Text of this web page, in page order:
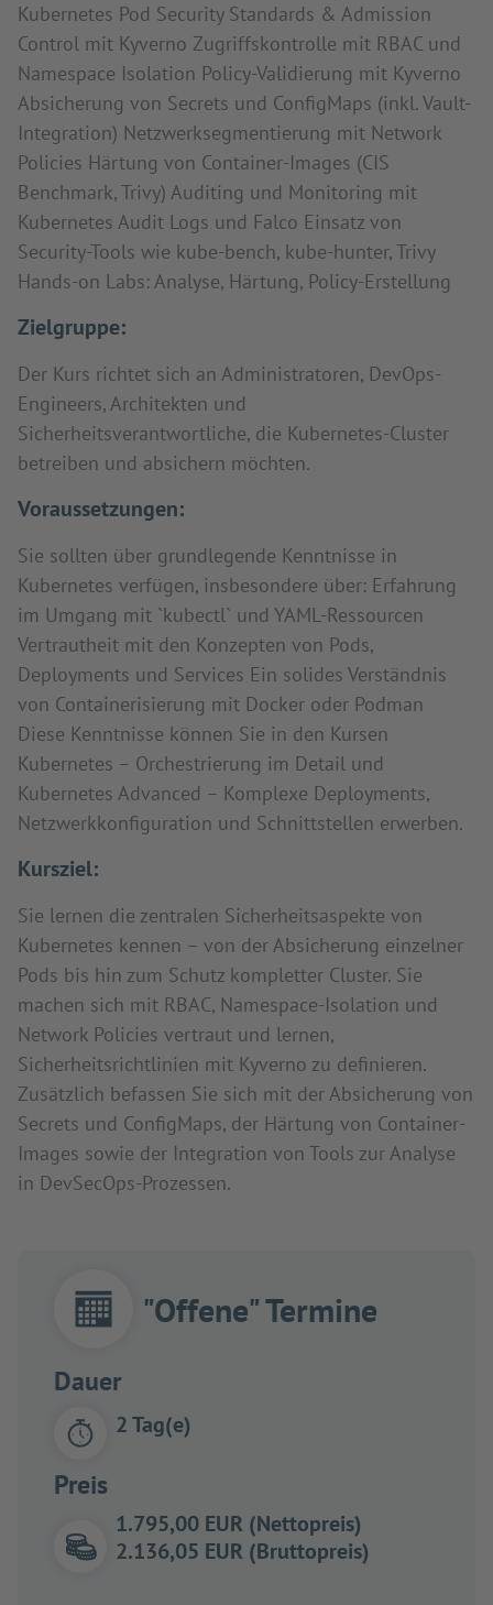
Kubernetes Pod Security Standards & Admission
Control mit Kyverno Zugriffskontrolle mit RBAC und
Namespace Isolation Policy-Validierung mit Kyverno
Absicherung von Secrets und ConfigMaps (inkl. Vault-
Integration) Netzwerksegmentierung mit Network
Policies Härtung von Container-Images (CIS
Benchmark, Trivy) Auditing und Monitoring mit
Kubernetes Audit Logs und Falco Einsatz von
Security-Tools wie kube-bench, kube-hunter, Trivy
Hands-on Labs: Analyse, Härtung, Policy-Erstellung
Zielgruppe:
Der Kurs richtet sich an Administratoren, DevOps-
Engineers, Architekten und
Sicherheitsverantwortliche, die Kubernetes-Cluster
betreiben und absichern möchten.
Voraussetzungen:
Sie sollten über grundlegende Kenntnisse in
Kubernetes verfügen, insbesondere über: Erfahrung
im Umgang mit `kubectl` und YAML-Ressourcen
Vertrautheit mit den Konzepten von Pods,
Deployments und Services Ein solides Verständnis
von Containerisierung mit Docker oder Podman
Diese Kenntnisse können Sie in den Kursen
Kubernetes – Orchestrierung im Detail und
Kubernetes Advanced – Komplexe Deployments,
Netzwerkkonfiguration und Schnittstellen erwerben.
Kursziel:
Sie lernen die zentralen Sicherheitsaspekte von
Kubernetes kennen – von der Absicherung einzelner
Pods bis hin zum Schutz kompletter Cluster. Sie
machen sich mit RBAC, Namespace-Isolation und
Network Policies vertraut und lernen,
Sicherheitsrichtlinien mit Kyverno zu definieren.
Zusätzlich befassen Sie sich mit der Absicherung von
Secrets und ConfigMaps, der Härtung von Container-
Images sowie der Integration von Tools zur Analyse
in DevSecOps-Prozessen.
"Offene" Termine
Dauer
2 Tag(e)
Preis
1.795,00 EUR (Nettopreis)
2.136,05 EUR (Bruttopreis)